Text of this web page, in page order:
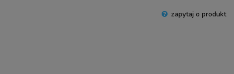
zapytaj o produkt